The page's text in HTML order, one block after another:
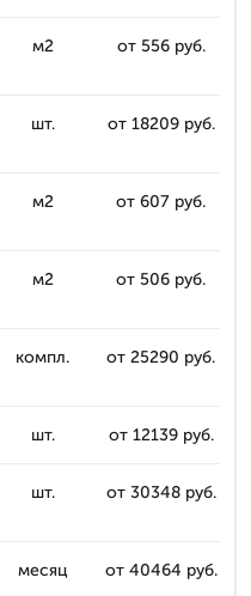
м2 от 556 руб.
шт. от 18209 руб.
м2 от 607 руб.
м2 от 506 руб.
компл. от 25290 руб.
шт. от 12139 руб.
шт. от 30348 руб.
месяц от 40464 руб.